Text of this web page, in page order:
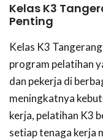
Kelas K3
Penting
Kelas K3
program pelatihan
dan pekerja di
meningkatnya
kerja, pelatihan K3
setiap tenaga kerja